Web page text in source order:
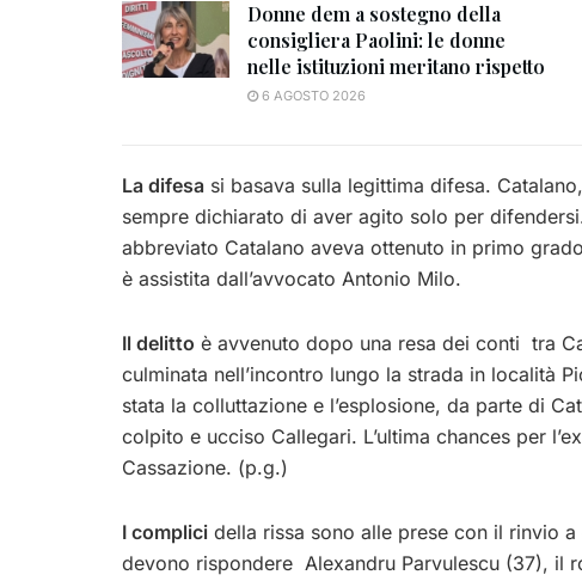
Donne dem a sostegno della
consigliera Paolini: le donne
nelle istituzioni meritano rispetto
6 AGOSTO 2026
La difesa si basava sulla legittima difesa.
sempre dichiarato di aver agito solo per
abbreviato Catalano aveva ottenuto in primo
è assistita dall’avvocato Antonio Milo.
Il delitto è avvenuto dopo una resa dei conti tra
culminata nell’incontro lungo la strada in località
stata la colluttazione e l’esplosione, da parte di
colpito e ucciso Callegari. L’ultima chances per
Cassazione. (p.g.)
I complici della rissa sono alle prese con il rinvio
devono rispondere Alexandru Parvulescu (37), il